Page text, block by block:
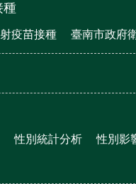
種
疫苗接種 臺南市政府
性別統計分析 性別影